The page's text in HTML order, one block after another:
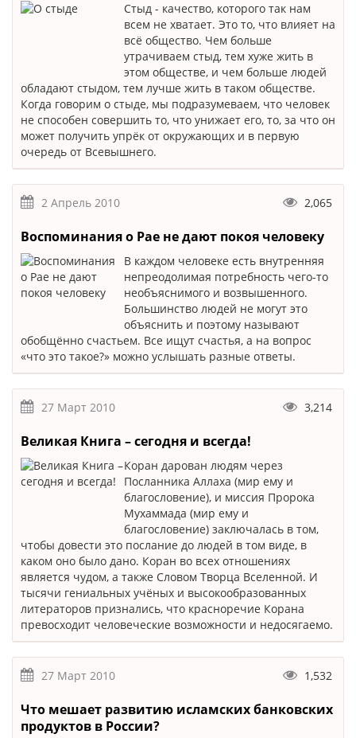
Стыд - качество, которого так нам
всем не хватает. Это то, что влияет на
всё общество. Чем больше
утрачиваем стыд, тем хуже жить в
этом обществе, и чем больше людей
обладают стыдом, тем лучше жить в таком обществе.
Когда говорим о стыде, мы подразумеваем, что человек
не способен совершить то, что унижает его, то, за что он
может получить упрёк от окружающих и в первую
очередь от Всевышнего.
2 Апрель 2010 2,065
Воспоминания о Рае не дают покоя человеку
В каждом человеке есть внутренняя
непреодолимая потребность чего-то
необъяснимого и возвышенного.
Большинство людей не могут это
объяснить и поэтому называют
обобщённо счастьем. Все ищут счастья, а на вопрос
«что это такое?» можно услышать разные ответы.
27 Март 2010 3,214
Великая Книга – сегодня и всегда!
Коран дарован людям через
Посланника Аллаха (мир ему и
благословение), и миссия Пророка
Мухаммада (мир ему и
благословение) заключалась в том,
чтобы довести это послание до людей в том виде, в
каком оно было дано. Коран во всех отношениях
является чудом, а также Словом Творца Вселенной. И
тысячи гениальных учёных и высокообразованных
литераторов признались, что красноречие Корана
превосходит человеческие возможности и недосягаемо.
27 Март 2010 1,532
Что мешает развитию исламских банковских
продуктов в России?